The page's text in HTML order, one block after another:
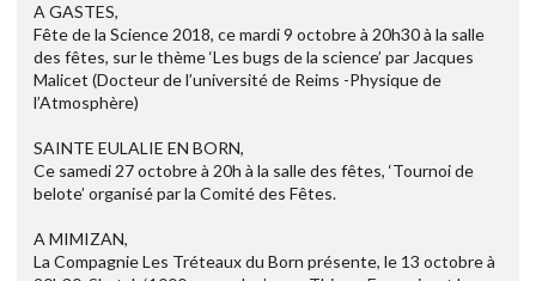
A GASTES,
Fête de la Science 2018, ce mardi 9 octobre à 20h30 à la salle
des fêtes, sur le thème ‘Les bugs de la science’ par Jacques
Malicet (Docteur de l’université de Reims -Physique de
l’Atmosphère)
SAINTE EULALIE EN BORN,
Ce samedi 27 octobre à 20h à la salle des fêtes, ‘Tournoi de
belote’ organisé par la Comité des Fêtes.
A MIMIZAN,
La Compagnie Les Tréteaux du Born présente, le 13 octobre à